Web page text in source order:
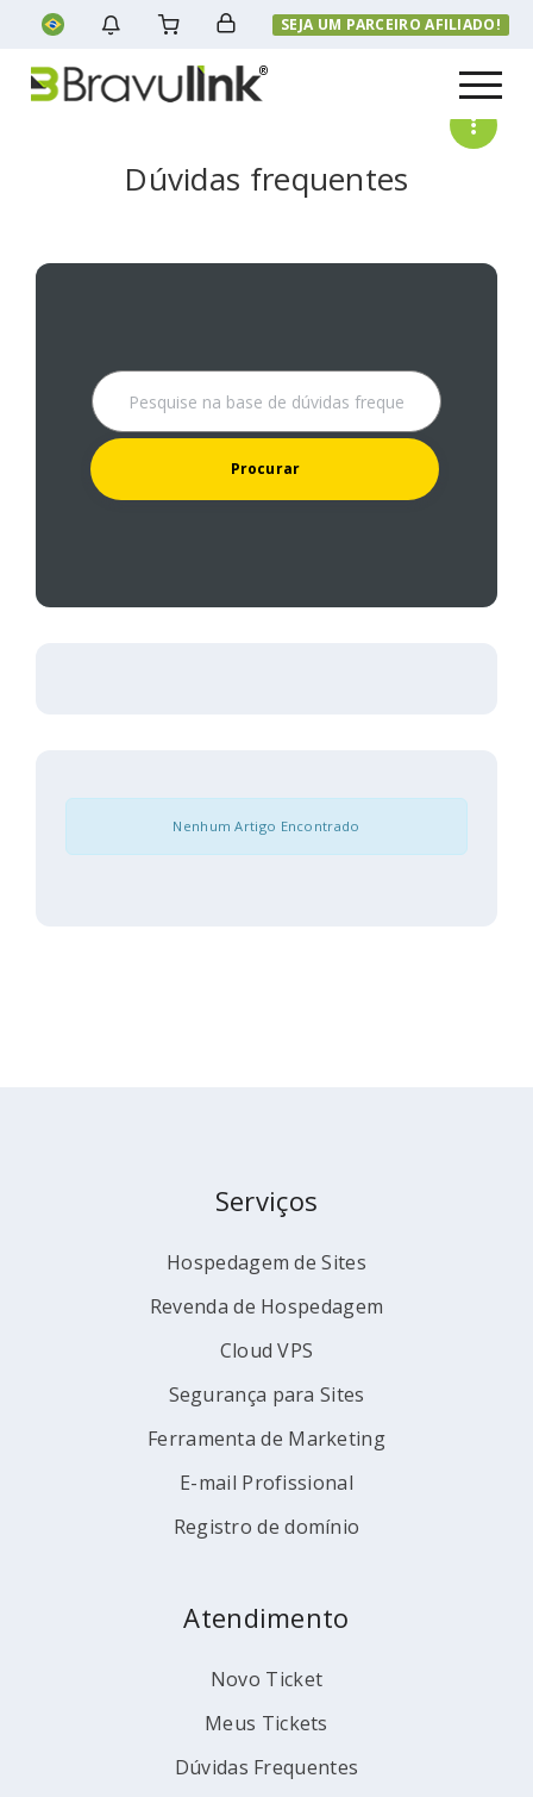
SEJA UM PARCEIRO AFILIADO!
Menu
Dúvidas frequentes
Nenhum Artigo Encontrado
Serviços
Hospedagem de Sites
Revenda de Hospedagem
Cloud VPS
Segurança para Sites
Ferramenta de Marketing
E-mail Profissional
Registro de domínio
Atendimento
Novo Ticket
Meus Tickets
Dúvidas Frequentes